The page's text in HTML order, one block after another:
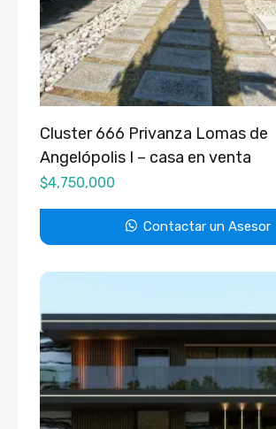
Cluster 666 Privanza Lomas de
Angelópolis I – casa en venta
$4,750,000
Contactar un Asesor